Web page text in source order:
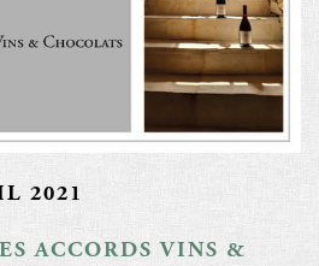
2021
ACCORDS VINS &